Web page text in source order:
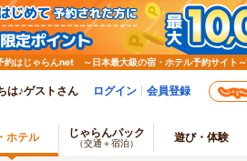
約はじゃらんnet ～日本最大級の宿・ホテル予約サイト～
は♪ゲストさん ログイン 会員登録
ホテル じゃらんパック
（交通＋宿泊） 遊び・体験